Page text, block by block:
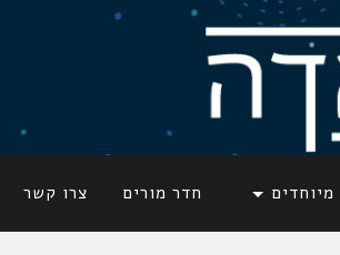
מיוחדים חדר מורים צרו קשר